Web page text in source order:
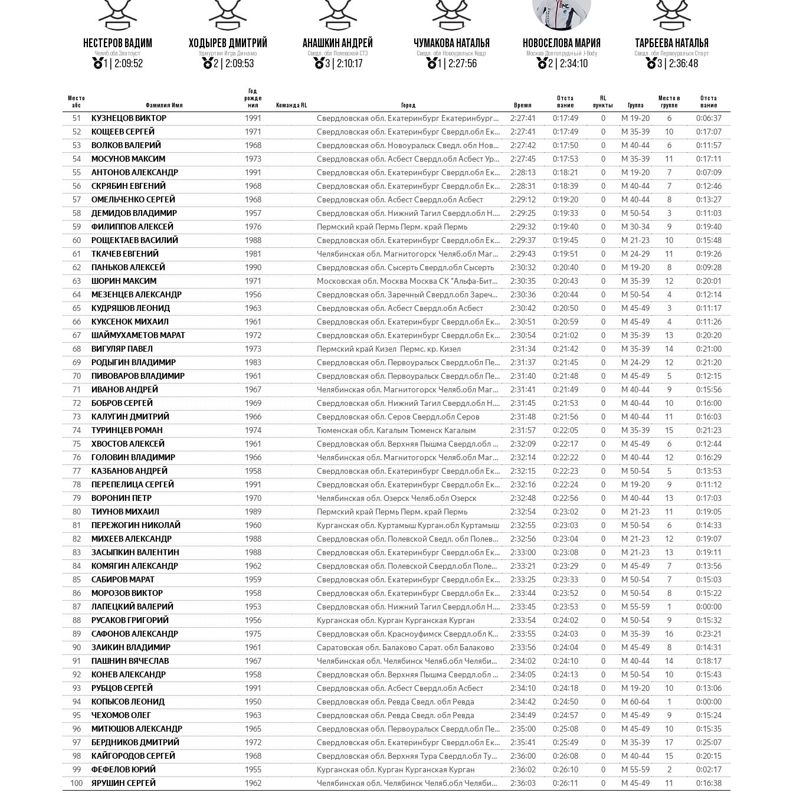
НЕСТЕРОВ ВАДИМ
Челяб.обл Златоуст
1 | 2:09:52
ХОДЫРЕВ ДМИТРИЙ
Удмуртия Игра Динамо
2 | 2:09:53
АНАШКИН АНДРЕЙ
Сведл. обл Полевской СТЗ
3 | 2:10:17
ЧУМАКОВА НАТАЛЬЯ
Сведл. обл Новоуральск Кедр
1 | 2:27:56
НОВОСЕЛОВА МАРИЯ
Москва Долгопрудный J-Body
2 | 2:34:10
ТАРБЕЕВА НАТАЛЬЯ
Сведл. обл Первоуральск Старт
3 | 2:36:48
Место
абс
Фамилия Имя
Год
рожде
ния
Команда RL Город Время
Отста
вание
RL
пункты
Группа
Место в
группе
Отста
вание
51 КУЗНЕЦОВ ВИКТОР 1991 Свердловская обл. Екатеринбург ЕкатеринбургВиктория 2:27:41 0:17:49 0 М 19-20 6
0:06:37
52
КОЩЕЕВ СЕРГЕЙ 1971 Свердловская обл. Екатеринбург Свердл.обл Екатеринбург ТиМ-спо 2:27:41 0:17:49 0 М 35-39 10
0:17:07
53
ВОЛКОВ ВАЛЕРИЙ 1968 Свердловская обл. Новоуральск Сведл. обл Новоуральск Кедр 2:27:42 0:17:50 0 М 40-44 6
0:11:57
54
МОСУНОВ МАКСИМ 1973 Свердловская обл. Асбест Свердл.обл Асбест Ураласбест 2:27:45 0:17:53 0 М 35-39 11
0:17:11
55
АНТОНОВ АЛЕКСАНДР 1991 Свердловская обл. Екатеринбург Свердл.обл Екатеринбург Кировс. 2:28:13 0:18:21 0 М 19-20 7
0:07:09
56
СКРЯБИН ЕВГЕНИЙ 1968 Свердловская обл. Екатеринбург Свердл.обл Екатеринбург Ленинс. 2:28:31 0:18:39 0 М 40-44 7
0:12:46
57
ОМЕЛЬЧЕНКО СЕРГЕЙ 1968 Свердловская обл. Асбест Свердл.обл Асбест 2:29:12 0:19:20 0 М 40-44 8
0:13:27
58
ДЕМИДОВ ВЛАДИМИР 1957 Свердловская обл. Нижний Тагил Свердл.обл Н. Тагил Спутник 2:29:25 0:19:33 0 М 50-54 3
0:11:03
59
ФИЛИППОВ АЛЕКСЕЙ 1976 Пермский край Пермь Перм. край Пермь 2:29:32 0:19:40 0 М 30-34 9
0:19:40
60
РОЩЕКТАЕВ ВАСИЛИЙ 1988 Свердловская обл. Екатеринбург Свердл.обл Екатеринбург Чкал. 2:29:37 0:19:45 0 М 21-23 10
0:15:48
61
ТКАЧЕВ ЕВГЕНИЙ 1981 Челябинская обл. Магнитогорск Челяб.обл Магнитогорск 2:29:43 0:19:51 0 М 24-29 11
0:19:26
62
ПАНЬКОВ АЛЕКСЕЙ 1990 Свердловская обл. Сысерть Свердл.обл Сысерть 2:30:32 0:20:40 0 М 19-20 8
0:09:28
63
ШОРИН МАКСИМ 1971 Московская обл. Москва Москва СК "Альфа-Битца" 2:30:35 0:20:43 0 М 35-39 12
0:20:01
64
МЕЗЕНЦЕВ АЛЕКСАНДР 1956 Свердловская обл. Заречный Свердл.обл Заречный БАЭС 2:30:36 0:20:44 0 М 50-54 4
0:12:14
65
КУДРЯШОВ ЛЕОНИД 1963 Свердловская обл. Асбест Свердл.обл Асбест 2:30:42 0:20:50 0 М 45-49 3
0:11:17
66
КУКСЕНОК МИХАИЛ 1961 Свердловская обл. Екатеринбург Свердл.обл Екатеринбург Кировс. 2:30:51 0:20:59 0 М 45-49 4
0:11:26
67
ШАЙМУХАМЕТОВ МАРАТ 1972 Свердловская обл. Екатеринбург Свердл.обл Екатеринбург Ленинс. 2:30:54 0:21:02 0 М 35-39 13
0:20:20
68
ВИГУЛЯР ПАВЕЛ 1973 Пермский край Кизел Пермс. кр. Кизел 2:31:34 0:21:42 0 М 35-39 14
0:21:00
69
РОДЫГИН ВЛАДИМИР 1983 Свердловская обл. Первоуральск Свердл.обл Первоуральск Старт 2:31:37 0:21:45 0 М 24-29 12
0:21:20
70
ПИВОВАРОВ ВЛАДИМИР 1961 Свердловская обл. Первоуральск Свердл.обл Первоуральск Старт 2:31:40 0:21:48 0 М 45-49 5
0:12:15
71
ИВАНОВ АНДРЕЙ 1967 Челябинская обл. Магнитогорск Челяб.обл Магнитогорск ММК 2:31:41 0:21:49 0 М 40-44 9
0:15:56
72
БОБРОВ СЕРГЕЙ 1969 Свердловская обл. Нижний Тагил Свердл.обл Н. Тагил Спутник 2:31:45 0:21:53 0 М 40-44 10
0:16:00
73
КАЛУГИН ДМИТРИЙ 1966 Свердловская обл. Серов Свердл.обл Серов 2:31:48 0:21:56 0 М 40-44 11
0:16:03
74
ТУРИНЦЕВ РОМАН 1974 Тюменская обл. Кагалым Тюменск Кагалым 2:31:57 0:22:05 0 М 35-39 15
0:21:23
75
ХВОСТОВ АЛЕКСЕЙ 1961 Свердловская обл. Верхняя Пышма Свердл.обл р/п Пышма 2:32:09 0:22:17 0 М 45-49 6
0:12:44
76
ГОЛОВИН ВЛАДИМИР 1966 Челябинская обл. Магнитогорск Челяб.обл Магнитогорск 2:32:14 0:22:22 0 М 40-44 12
0:16:29
77
КАЗБАНОВ АНДРЕЙ 1958 Свердловская обл. Екатеринбург Свердл.обл Екатеринбург Ленинс. 2:32:15 0:22:23 0 М 50-54 5
0:13:53
78
ПЕРЕПЕЛИЦА СЕРГЕЙ 1991 Свердловская обл. Екатеринбург Свердл.обл Екатеринбург Чкал. 2:32:16 0:22:24 0 М 19-20 9
0:11:12
79
ВОРОНИН ПЕТР 1970 Челябинская обл. Озерск Челяб.обл Озерск 2:32:48 0:22:56 0 М 40-44 13
0:17:03
80
ТИУНОВ МИХАИЛ 1989 Пермский край Пермь Перм. край Пермь 2:32:54 0:23:02 0 М 21-23 11
0:19:05
81
ПЕРЕЖОГИН НИКОЛАЙ 1960 Курганская обл. Куртамыш Курган.обл Куртамыш 2:32:55 0:23:03 0 М 50-54 6
0:14:33
82
МИХЕЕВ АЛЕКСАНДР 1988 Свердловская обл. Полевской Сведл. обл Полевской СТЗ 2:32:56 0:23:04 0 М 21-23 12
0:19:07
83
ЗАСЫПКИН ВАЛЕНТИН 1988 Свердловская обл. Екатеринбург Свердл.обл Екатеринбург Кировс. 2:33:00 0:23:08 0 М 21-23 13
0:19:11
84
КОМЯГИН АЛЕКСАНДР 1962 Свердловская обл. Полевской Свердл.обл Полевской СТЗ 2:33:21 0:23:29 0 М 45-49 7
0:13:56
85
САБИРОВ МАРАТ 1959 Свердловская обл. Екатеринбург Свердл.обл Екатеринбург Ленинс. 2:33:25 0:23:33 0 М 50-54 7
0:15:03
86
МОРОЗОВ ВИКТОР 1958 Свердловская обл. Екатеринбург Свердл.обл Екатеринбург Ленинс. 2:33:44 0:23:52 0 М 50-54 8
0:15:22
87
ЛАПЕЦКИЙ ВАЛЕРИЙ 1953 Свердловская обл. Нижний Тагил Свердл.обл Н. Тагил Спутник 2:33:45 0:23:53 0 М 55-59 1
0:00:00
88
РУСАКОВ ГРИГОРИЙ 1956 Курганская обл. Курган Курганская Курган 2:33:54 0:24:02 0 М 50-54 9
0:15:32
89
САФОНОВ АЛЕКСАНДР 1975 Свердловская обл. Красноуфимск Свердл.обл Красноуфимск 2:33:55 0:24:03 0 М 35-39 16
0:23:21
90
ЗАИКИН ВЛАДИМИР 1961 Саратовская обл. Балаково Сарат. обл Балаково 2:33:56 0:24:04 0 М 45-49 8
0:14:31
91
ПАШНИН ВЯЧЕСЛАВ 1967 Челябинская обл. Челябинск Челяб.обл Челябинск ЧТЗ 2:34:02 0:24:10 0 М 40-44 14
0:18:17
92
КОНЕВ АЛЕКСАНДР 1958 Свердловская обл. Верхняя Пышма Свердл.обл Екатеринбург Ленинс. 2:34:05 0:24:13 0 М 50-54 10
0:15:43
93
РУБЦОВ СЕРГЕЙ 1991 Свердловская обл. Асбест Свердл.обл Асбест 2:34:10 0:24:18 0 М 19-20 10
0:13:06
94
КОПЫСОВ ЛЕОНИД 1950 Свердловская обл. Ревда Сведл. обл Ревда 2:34:42 0:24:50 0 М 60-64 1
0:00:00
95
ЧЕХОМОВ ОЛЕГ 1963 Свердловская обл. Ревда Сведл. обл Ревда 2:34:49 0:24:57 0 М 45-49 9
0:15:24
96
МИТЮШОВ АЛЕКСАНДР 1965 Свердловская обл. Первоуральск Свердл.обл Первоуральск Старт 2:35:00 0:25:08 0 М 45-49 10
0:15:35
97
БЕРДНИКОВ ДМИТРИЙ 1972 Свердловская обл. Екатеринбург Свердл.обл Екатеринбург ТиМ-спо 2:35:41 0:25:49 0 М 35-39 17
0:25:07
98
КАЙГОРОДОВ СЕРГЕЙ 1968 Свердловская обл. Верхняя Тура Свердл.обл Туринская Сл. 2:36:00 0:26:08 0 М 40-44 15
0:20:15
99
ФЕФЕЛОВ ЮРИЙ 1955 Курганская обл. Курган Курганская Курган 2:36:02 0:26:10 0 М 55-59 2
0:02:17
100
ЯРУШИН СЕРГЕЙ 1962 Челябинская обл. Челябинск Челяб.обл Челябинск ЧТЗ 2:36:03 0:26:11 0 М 45-49 11 0:16:38